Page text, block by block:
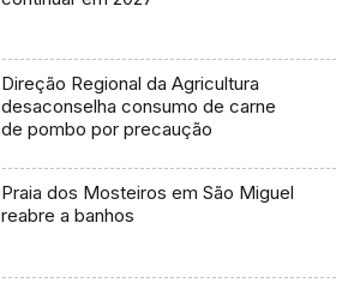
Direção Regional da Agricultura
desaconselha consumo de carne
de pombo por precaução
Praia dos Mosteiros em São Miguel
reabre a banhos